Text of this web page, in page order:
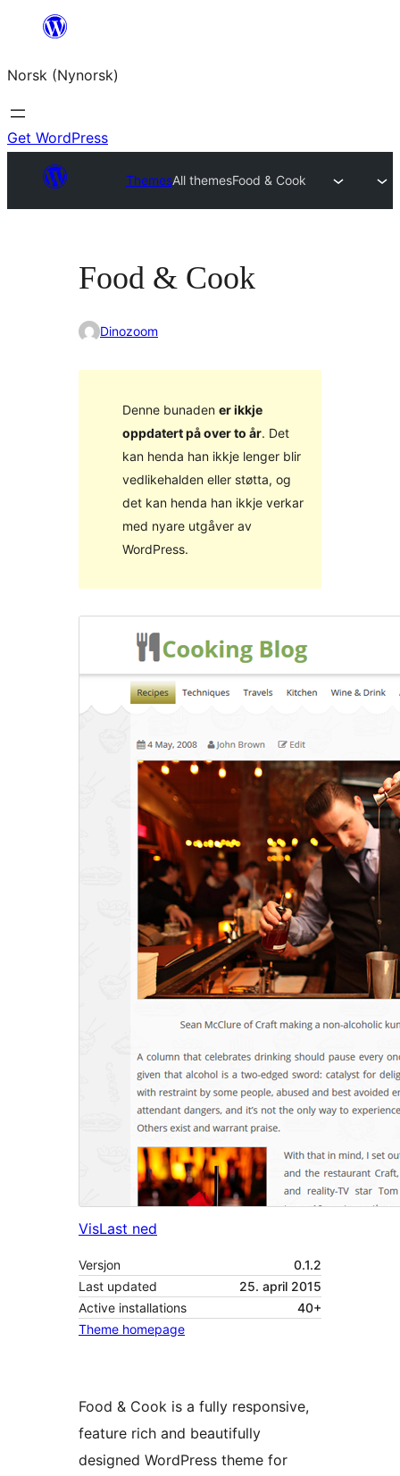
content
Norsk (Nynorsk)
Get WordPress
ThemesAll themesFood & Cook
Food & Cook
Dinozoom
Denne bunaden er ikkje
oppdatert på over to år. Det
kan henda han ikkje lenger blir
vedlikehalden eller støtta, og
det kan henda han ikkje verkar
med nyare utgåver av
WordPress.
VisLast ned
Versjon
0.1.2
Last updated
25. april 2015
Active installations
40+
Theme homepage
Food & Cook is a fully responsive,
feature rich and beautifully
designed WordPress theme for